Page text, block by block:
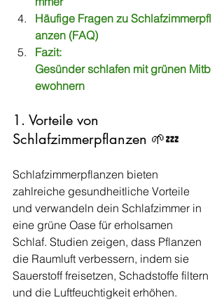
Häufige Fragen zu Schlafzimmerpfl
anzen (FAQ)
Fazit:
Gesünder schlafen mit grünen Mitb
ewohnern
1. Vorteile von
Schlafzimmerpflanzen 🌱💤
Schlafzimmerpflanzen bieten
zahlreiche gesundheitliche Vorteile
und verwandeln dein Schlafzimmer in
eine grüne Oase für erholsamen
Schlaf. Studien zeigen, dass Pflanzen
die Raumluft verbessern, indem sie
Sauerstoff freisetzen, Schadstoffe filtern
und die Luftfeuchtigkeit erhöhen.